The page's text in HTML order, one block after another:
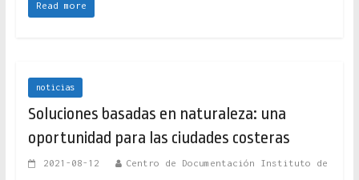
Read more
noticias
Soluciones basadas en naturaleza: una
oportunidad para las ciudades costeras
2021-08-12 Centro de Documentación Instituto de